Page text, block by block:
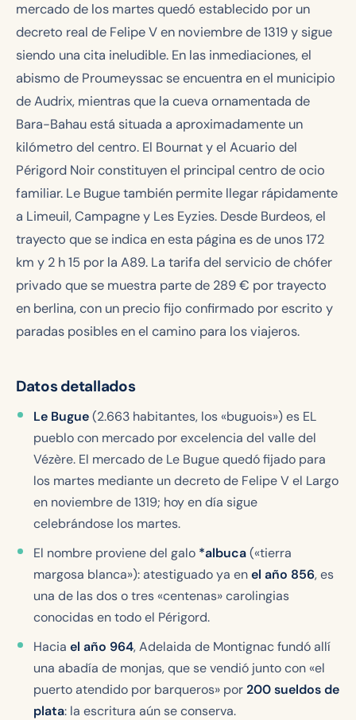
mercado de los martes quedó establecido por un
decreto real de Felipe V en noviembre de 1319 y sigue
siendo una cita ineludible. En las inmediaciones, el
abismo de Proumeyssac se encuentra en el municipio
de Audrix, mientras que la cueva ornamentada de
Bara-Bahau está situada a aproximadamente un
kilómetro del centro. El Bournat y el Acuario del
Périgord Noir constituyen el principal centro de ocio
familiar. Le Bugue también permite llegar rápidamente
a Limeuil, Campagne y Les Eyzies. Desde Burdeos, el
trayecto que se indica en esta página es de unos 172
km y 2 h 15 por la A89. La tarifa del servicio de chófer
privado que se muestra parte de 289€ por trayecto
en berlina, con un precio fijo confirmado por escrito y
paradas posibles en el camino para los viajeros.
Datos detallados
Le Bugue(2.663 habitantes, los «buguois») es EL
pueblo con mercado por excelencia del valle del
Vézère. El mercado de Le Bugue quedó fijado para
los martes mediante un decreto de Felipe V el Largo
en noviembre de 1319; hoy en día sigue
celebrándose los martes.
El nombre proviene del galo *albuca(«tierra
margosa blanca»): atestiguado ya enel año 856, es
una de las dos o tres «centenas» carolingias
conocidas en todo el Périgord.
Hacia el año 964, Adelaida de Montignac fundó allí
una abadía de monjas, que se vendió junto con «el
puerto atendido por barqueros» por200 sueldos de
plata: la escritura aún se conserva.